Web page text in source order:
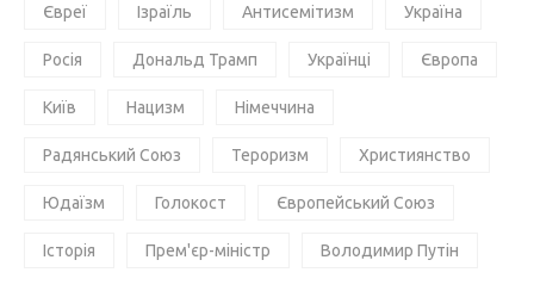
Євреї Ізраїль Антисемітизм Україна
Росія Дональд Трамп Українці Європа
Київ Нацизм Німеччина
Радянський Союз Тероризм Християнство
Юдаїзм Голокост Європейський Союз
Історія Прем'єр-міністр Володимир Путін